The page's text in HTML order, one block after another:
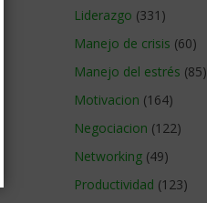
Liderazgo (331)
Manejo de crisis (60)
Manejo del estrés (85)
Motivacion (164)
Negociacion (122)
Networking (49)
Productividad (123)